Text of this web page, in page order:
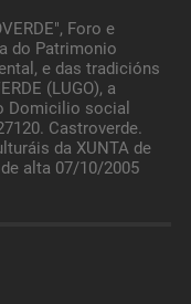
Foro e
do Patrimonio
e das tradicións
(LUGO), a
Domicilio social
Castroverde.
da XUNTA de
alta 07/10/2005